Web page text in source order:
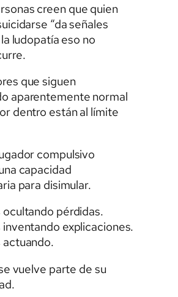
creen que quien
“da señales
ludopatía eso no
que siguen
aparentemente normal
dentro están al límite
compulsivo
capacidad
para disimular.
ocultando pérdidas.
explicaciones.
actuando.
vuelve parte de su